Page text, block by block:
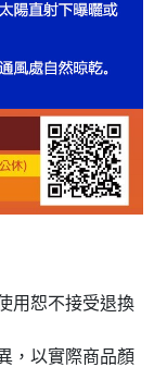
用恕不接受退換
，以實際商品顏